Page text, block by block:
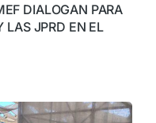
DIALOGAN PARA
LAS JPRD EN EL